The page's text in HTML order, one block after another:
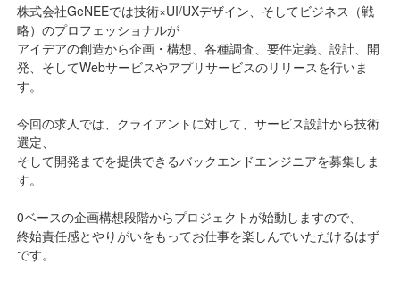
株式会社GeNEEでは技術×UI/UXデザイン、そしてビジネス（戦
略）のプロフェッショナルが
アイデアの創造から企画・構想、各種調査、要件定義、設計、開
発、そしてWebサービスやアプリサービスのリリースを行いま
す。
今回の求人では、クライアントに対して、サービス設計から技術
選定、
そして開発までを提供できるバックエンドエンジニアを募集しま
す。
0ベースの企画構想段階からプロジェクトが始動しますので、
終始責任感とやりがいをもってお仕事を楽しんでいただけるはず
です。